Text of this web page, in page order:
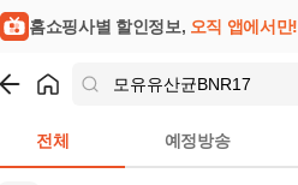
홈쇼핑사별 할인정보, 오직 앱에서만!
전체 예정방송